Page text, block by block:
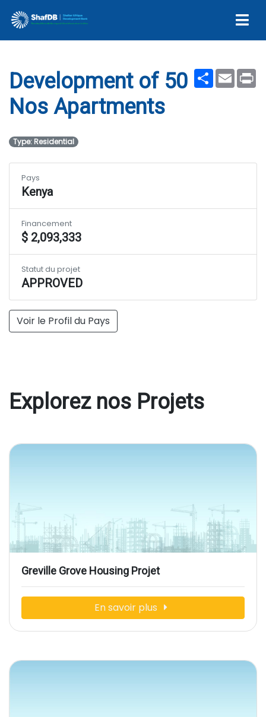
Apartments
ShareEmail
Development of 50
Nos Apartments
Type: Residential
Voir le Profil du Pays
Pays
Kenya
Financement
$ 2,093,333
Statut du projet
APPROVED
Explorez nos Projets
Greville Grove Housing Projet
En savoir plus